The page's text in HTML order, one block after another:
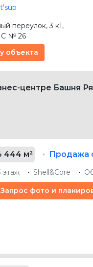
переулок, 3 к1 ,
№ 26
объекта
центре Башня
444 м² Продажа
этаж Shell&Core
Запрос фото и